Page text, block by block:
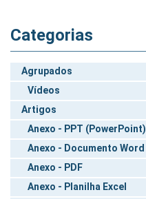
Categorias
Agrupados
Vídeos
Artigos
Anexo - PPT (PowerPoint)
Anexo - Documento Word
Anexo - PDF
Anexo - Planilha Excel